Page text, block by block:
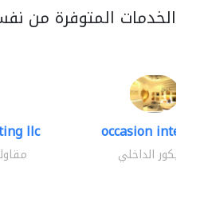
الخدمات المتوفرة من
llc occasion interiors
الديكور الداخلي